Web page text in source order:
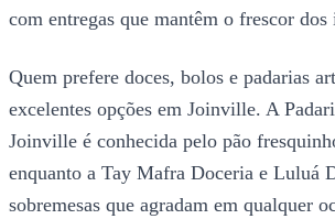
com entregas que mantêm o frescor dos
Quem prefere doces, bolos e padarias
excelentes opções em Joinville. A
Joinville é conhecida pelo pão
enquanto a Tay Mafra Doceria e Luluá
sobremesas que agradam em qualquer